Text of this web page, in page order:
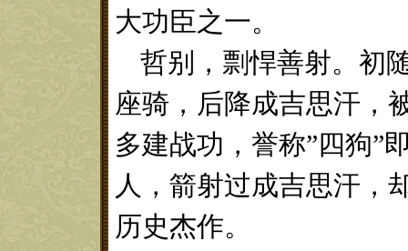
大功臣之一。
哲别
， 剽悍善射。初
座骑，后降成吉思汗，
多建战功，誉称”四狗”
人，箭射过成吉思汗，
历史杰作。